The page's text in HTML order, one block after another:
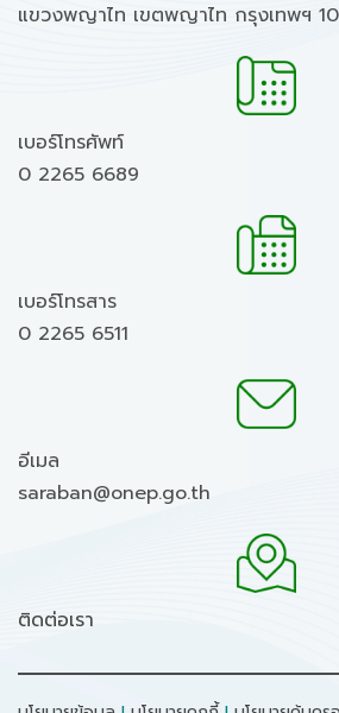
แขวงพญาไท เขตพญาไท กรุงเทพฯ
เบอร์โทรศัพท์
0 2265 6689
เบอร์โทรสาร
0 2265 6511
อีเมล
saraban@onep.go.th
ติดต่อเรา